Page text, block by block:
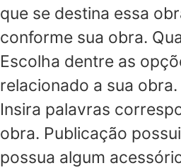
que se destina essa
conforme sua obra.
Escolha dentre as
relacionado a sua
Insira palavras
obra. Publicação
possua algum